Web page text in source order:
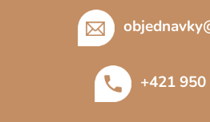
objednavky
+421